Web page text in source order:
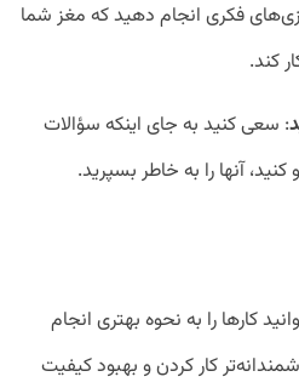
فکری انجام دهید که مغز شما
کند.
: سعی کنید به جای اینکه سؤالات
آنها را به خاطر بسپرید.
کارها را به نحوه بهتری انجام
کار کردن و بهبود کیفیت